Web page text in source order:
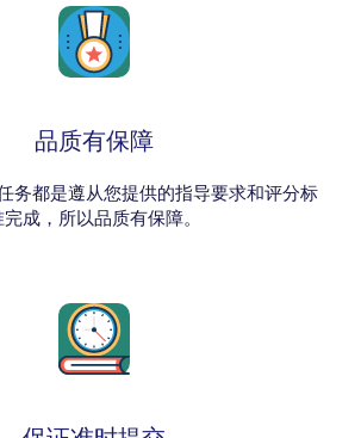
品质有保障
务都是遵从您提供的指导要求和评分标
完成，所以品质有保障。